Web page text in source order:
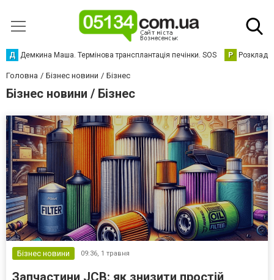
Д Демкина Маша. Термінова трансплантація печінки. SOS Р Розклад
Головна Бізнес новини Бізнес
Бізнес новини / Бізнес
Бізнес новини 09:36, 1 травня